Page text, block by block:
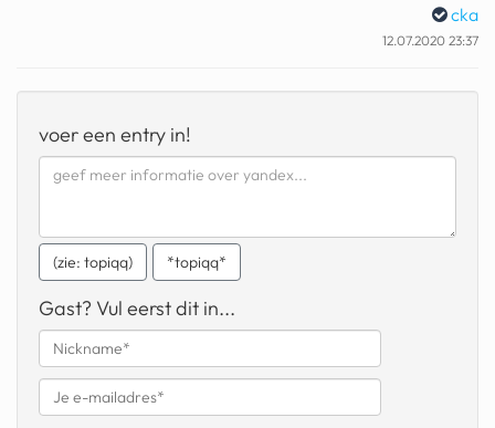
groenland
geochelone yniphora
wibra
dubai chocolade
it really whips the llama s
ass
chinese automerken
boring phone
cka
12.07.2020 23:37
voer een entry in!
(zie: topiqq) *topiqq*
Gast? Vul eerst dit in...